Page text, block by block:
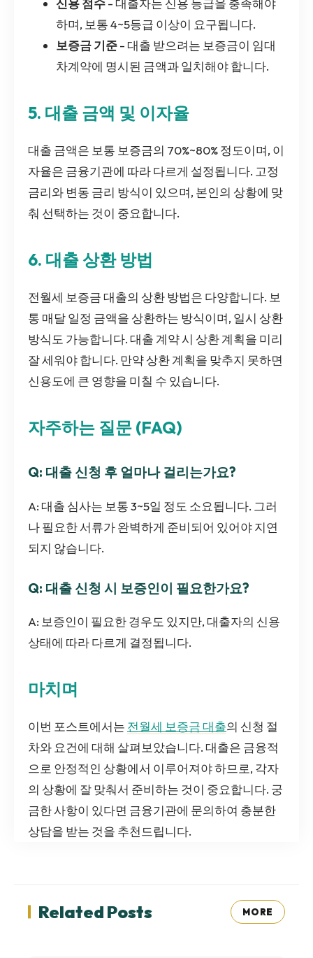
신용 점수- 대출자는 신용 등급을 충족해야
하며, 보통 4~5등급 이상이 요구됩니다.
보증금 기준- 대출 받으려는 보증금이 임대
차계약에 명시된 금액과 일치해야 합니다.
5. 대출 금액 및 이자율
대출 금액은 보통 보증금의 70%~80% 정도이며, 이
자율은 금융기관에 따라 다르게 설정됩니다. 고정
금리와 변동 금리 방식이 있으며, 본인의 상황에 맞
춰 선택하는 것이 중요합니다.
6. 대출 상환 방법
전월세 보증금 대출의 상환 방법은 다양합니다. 보
통 매달 일정 금액을 상환하는 방식이며, 일시 상환
방식도 가능합니다. 대출 계약 시 상환 계획을 미리
잘 세워야 합니다. 만약 상환 계획을 맞추지 못하면
신용도에 큰 영향을 미칠 수 있습니다.
자주하는 질문 (FAQ)
Q: 대출 신청 후 얼마나 걸리는가요?
A: 대출 심사는 보통 3~5일 정도 소요됩니다. 그러
나 필요한 서류가 완벽하게 준비되어 있어야 지연
되지 않습니다.
Q: 대출 신청 시 보증인이 필요한가요?
A: 보증인이 필요한 경우도 있지만, 대출자의 신용
상태에 따라 다르게 결정됩니다.
마치며
이번 포스트에서는 전월세 보증금 대출의 신청 절
차와 요건에 대해 살펴보았습니다. 대출은 금융적
으로 안정적인 상황에서 이루어져야 하므로, 각자
의 상황에 잘 맞춰서 준비하는 것이 중요합니다. 궁
금한 사항이 있다면 금융기관에 문의하여 충분한
상담을 받는 것을 추천드립니다.
Related Posts MORE